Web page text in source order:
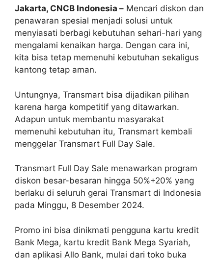
Jakarta, CNCB Indonesia – Mencari diskon dan
penawaran spesial menjadi solusi untuk
menyiasati berbagi kebutuhan sehari-hari yang
mengalami kenaikan harga. Dengan cara ini,
kita bisa tetap memenuhi kebutuhan sekaligus
kantong tetap aman.
Untungnya, Transmart bisa dijadikan pilihan
karena harga kompetitif yang ditawarkan.
Adapun untuk membantu masyarakat
memenuhi kebutuhan itu, Transmart kembali
menggelar Transmart Full Day Sale.
Transmart Full Day Sale menawarkan program
diskon besar-besaran hingga 50%+20% yang
berlaku di seluruh gerai Transmart di Indonesia
pada Minggu, 8 Desember 2024.
Promo ini bisa dinikmati pengguna kartu kredit
Bank Mega, kartu kredit Bank Mega Syariah,
dan aplikasi Allo Bank, mulai dari toko buka